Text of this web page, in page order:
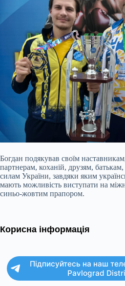
Богдан подякував своїм
партнерам, коханій, друзям,
силам України, завдяки яким
мають можливість виступати на
синьо-жовтим прапором.
Корисна інформація
Підписуйтесь на наш
Pavlograd